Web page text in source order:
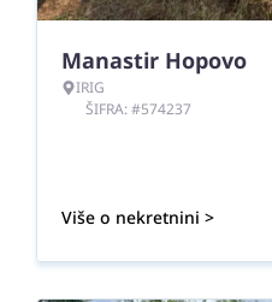
Manastir Hopovo
IRIG
ŠIFRA: #574237
Više o nekretnini >